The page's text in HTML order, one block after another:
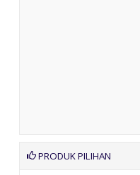
PRODUK PILIHAN